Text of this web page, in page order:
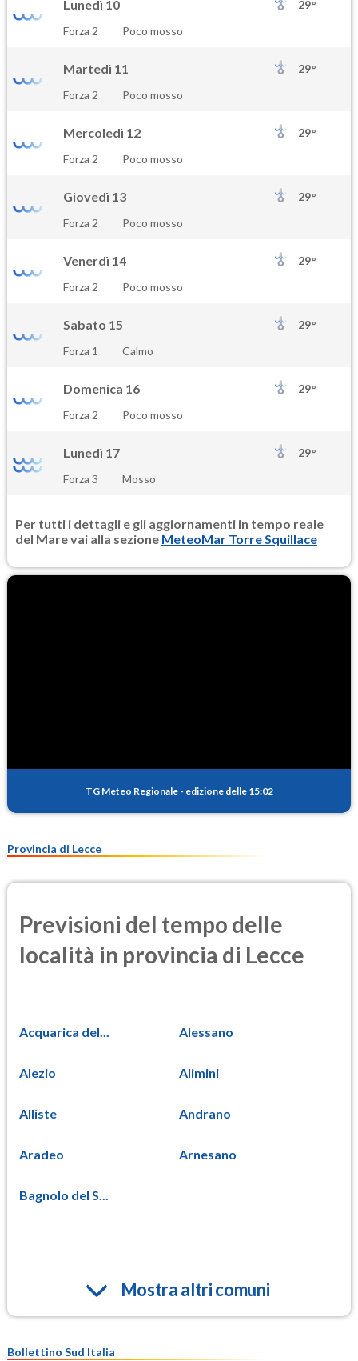
Lunedì 10
29°
Forza 2
Poco mosso
Martedì 11
29°
Forza 2
Poco mosso
Mercoledì 12
29°
Forza 2
Poco mosso
Giovedì 13
29°
Forza 2
Poco mosso
Venerdì 14
29°
Forza 2
Poco mosso
Sabato 15
29°
Forza 1
Calmo
Domenica 16
29°
Forza 2
Poco mosso
Lunedì 17
29°
Forza 3
Mosso
Per tutti i dettagli e gli aggiornamenti in tempo reale
del Mare vai alla sezione MeteoMar Torre Squillace
TG Meteo Regionale - edizione delle 15:02
Provincia di Lecce
Previsioni del tempo delle
località in provincia di Lecce
Acquarica del... Alessano
Alezio Alimini
Alliste Andrano
Aradeo Arnesano
Bagnolo del S...
Mostra altri comuni
Bollettino Sud Italia